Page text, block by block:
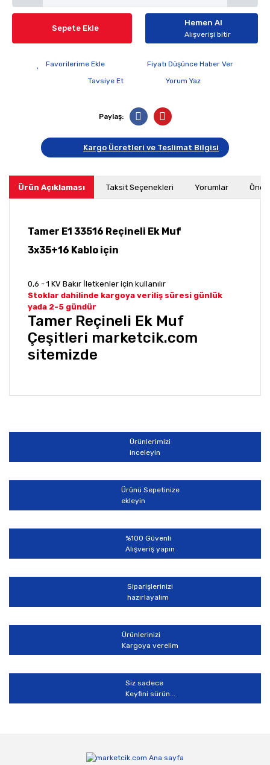
Sepete Ekle
Hemen Al
Alışverişi bitir
Fiyatı Düşünce Haber Ver
Tavsiye Et
Yorum Yaz
Paylaş:
Kargo Ücretleri ve Teslimat Bilgisi
Ürün Açıklaması Taksit Seçenekleri Yorumlar
Tamer E1 33516 Reçineli Ek Muf
3x35+16 Kablo için
0,6 - 1 KV Bakır İletkenler için kullanılır
Stoklar dahilinde kargoya veriliş süresi günlük
yada 2-5 gündür
Tamer Reçineli Ek Muf
Çeşitleri marketcik.com
sitemizde
Yorum Yaz
Bu ürünün fiyat bilgisi, resim, ürün açıklamalarında ve
Görüş ve önerileriniz için teşekkür ederiz.
Ürün resmi kalitesiz, bozuk veya görüntülenemiyor.
Ürün açıklamasında eksik bilgiler bulunuyor.
Ürün bilgilerinde hatalar bulunuyor.
Ürün fiyatı diğer sitelerden daha pahalı.
Bu ürüne benzer farklı alternatifler olmalı.
Gönder
Ürünlerimizi
inceleyin
Ürünü Sepetinize
ekleyin
%100 Güvenli
Alışveriş yapın
Siparişlerinizi
hazırlayalım
Ürünlerinizi
Kargoya verelim
Siz sadece
Keyfini sürün...